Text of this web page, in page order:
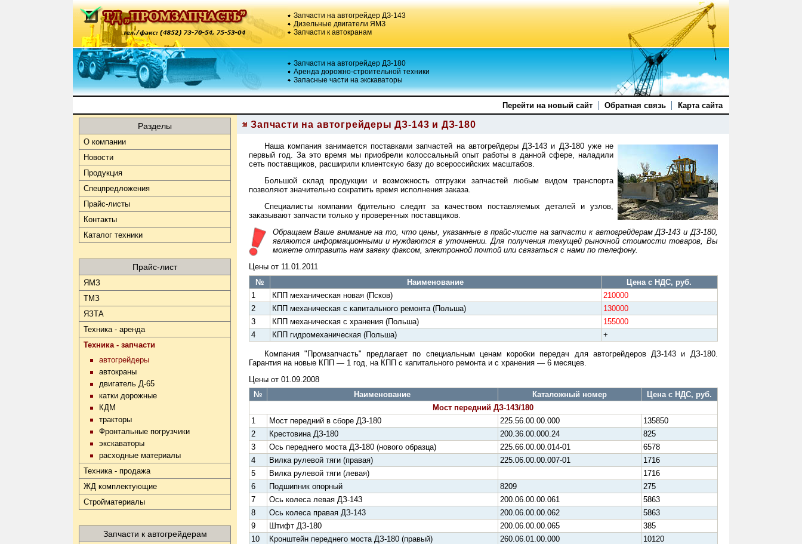
Запчасти на автогрейдер ДЗ-143
Дизельные двигатели ЯМЗ
Запчасти к автокранам
Запчасти на автогрейдер ДЗ-180
Аренда дорожно-строительной техники
Запасные части на экскаваторы
Перейти на новый сайт Обратная связь Карта сайта
Запчасти на автогрейдеры ДЗ-143 и ДЗ-180
Наша компания занимается поставками запчастей на автогрейдеры ДЗ-143 и ДЗ-180 уже не
первый год. За это время мы приобрели колоссальный опыт работы в данной сфере, наладили
сеть поставщиков, расширили клиентскую базу до всероссийских масштабов.
Большой склад продукции и возможность отгрузки запчастей любым видом транспорта
позволяют значительно сократить время исполнения заказа.
Специалисты компании бдительно следят за качеством поставляемых деталей и узлов,
заказывают запчасти только у проверенных поставщиков.
Обращаем Ваше внимание на то, что цены, указанные в прайс-листе на запчасти к автогрейдерам ДЗ-143 и ДЗ-180,
являются информационными и нуждаются в уточнении. Для получения текущей рыночной стоимости товаров, Вы
можете отправить нам заявку факсом, электронной почтой или связаться с нами по телефону.
Цены от 11.01.2011
№
Наименование
Цена с НДС, руб.
1
КПП механическая новая (Псков)
210000
2
КПП механическая с капитального ремонта (Польша)
130000
3
КПП механическая с хранения (Польша)
155000
4
КПП гидромеханическая (Польша) +
Компания "Промзапчасть" предлагает по специальным ценам коробки передач для автогрейдеров ДЗ-143 и ДЗ-180.
Гарантия на новые КПП — 1 год, на КПП с капитального ремонта и с хранения — 6 месяцев.
Цены от 01.09.2008
№
Наименование Каталожный номер
Цена с НДС, руб.
Мост передний ДЗ-143/180
1
Мост передний в сборе ДЗ-180 225.56.00.00.000
135850
2
Крестовина ДЗ-180 200.36.00.000.24
825
3
Ось переднего моста ДЗ-180 (нового образца) 225.66.00.00.014-01
6578
4
Вилка рулевой тяги (правая) 225.06.00.00.007-01
1716
5
Вилка рулевой тяги (левая)
1716
6
Подшипник опорный 8209
275
7
Ось колеса левая ДЗ-143 200.06.00.00.061
5863
8
Ось колеса правая ДЗ-143 200.06.00.00.062
5863
9
Штифт ДЗ-180 200.06.00.00.065
385
10
Кронштейн переднего моста ДЗ-180 (правый) 260.06.01.00.000
10120
Разделы
О компании
Новости
Продукция
Спецпредложения
Прайс-листы
Контакты
Каталог техники
Прайс-лист
ЯМЗ
ТМЗ
ЯЗТА
Техника - аренда
Техника - запчасти
автогрейдеры
автокраны
двигатель Д-65
катки дорожные
КДМ
тракторы
Фронтальные погрузчики
экскаваторы
расходные материалы
Техника - продажа
ЖД комплектующие
Стройматериалы
Запчасти к автогрейдерам